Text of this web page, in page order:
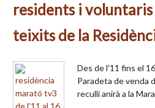
residents i
teixits de la
Des de l'11 fins el
Paradeta de venda
reculli anirà a la